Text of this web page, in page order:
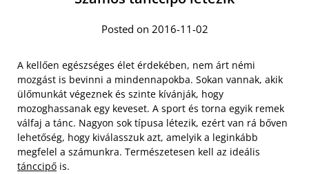
Posted on 2016-11-02
A kellően egészséges élet érdekében, nem árt némi
mozgást is bevinni a mindennapokba. Sokan vannak, akik
ülőmunkát végeznek és szinte kívánják, hogy
mozoghassanak egy keveset. A sport és torna egyik remek
válfaj a tánc. Nagyon sok típusa létezik, ezért van rá bőven
lehetőség, hogy kiválasszuk azt, amelyik a leginkább
megfelel a számunkra. Természetesen kell az ideális
tánccipő is.